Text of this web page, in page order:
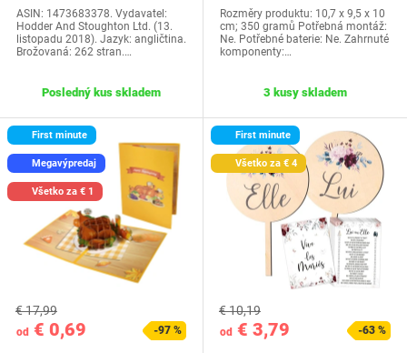
ASIN: 1473683378. Vydavatel:
Hodder And Stoughton Ltd. (13.
listopadu 2018). Jazyk: angličtina.
Brožovaná: 262 stran.…
Posledný kus skladem
Rozměry produktu: 10,7 x 9,5 x 10
cm; 350 gramů Potřebná montáž:
Ne. Potřebné baterie: Ne. Zahrnuté
komponenty:…
3 kusy skladem
First minute
Megavýpredaj
Všetko za € 1
od € 0,69
€ 17,99
-97 %
First minute
Všetko za € 4
od € 3,79
€ 10,19
-63 %